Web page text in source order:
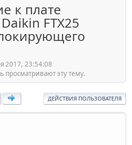
к плате
FTX25
2017, 23:54:08
просматривают эту тему.
ДЕЙСТВИЯ ПОЛЬЗОВАТЕЛЯ